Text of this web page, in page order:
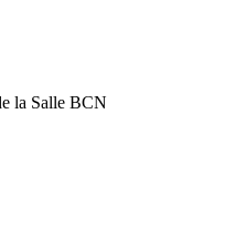
la Salle BCN